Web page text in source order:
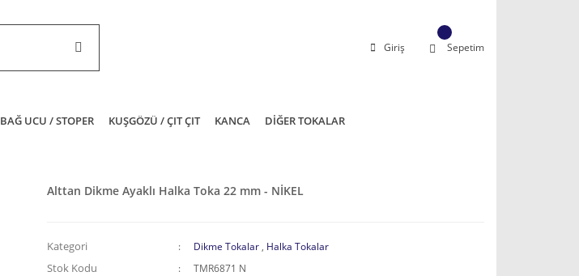
Giriş Sepetim
BAĞ UCU / STOPER KUŞGÖZÜ / ÇIT ÇIT KANCA DİĞER TOKALAR
Alttan Dikme Ayaklı Halka Toka 22 mm - NİKEL
Kategori Dikme Tokalar , Halka Tokalar
Stok Kodu TMR6871 N